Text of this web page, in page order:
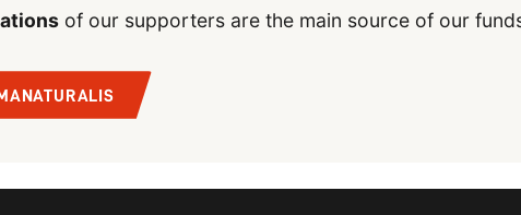
of our supporters are the main source of our